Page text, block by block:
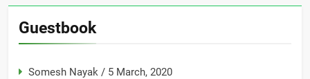
Guestbook
Somesh Nayak / 5 March, 2020